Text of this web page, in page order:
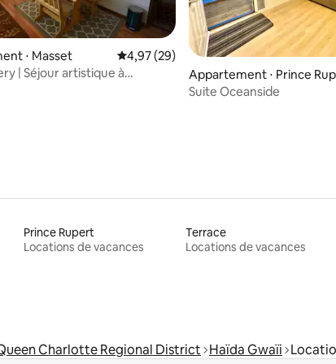
la base de 68 commentaires : 4,99 sur 5
⋅ Masset Évaluation moyenne sur la base de 29
4,97 (29)
| Séjour artistique à
Appartement ⋅ Prince
Suite Oceanside
Prince Rupert
Locations de vacances
Terrace
Locations de vacances
Charlotte Regional District Haïda Gwaïi